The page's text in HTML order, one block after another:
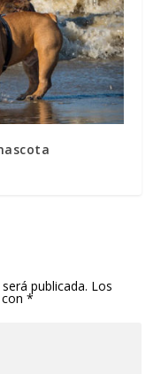
publicada. Los
con*